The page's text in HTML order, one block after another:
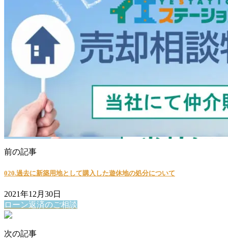
前の記事
020.過去に新築用地として購入した遊休地の処分について
2021年12月30日
ローン返済のご相談
次の記事